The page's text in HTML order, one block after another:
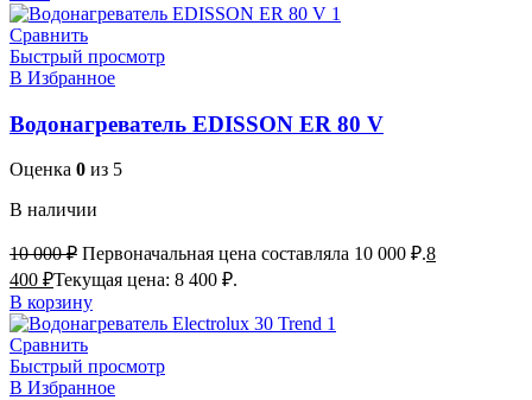
Сравнить
Быстрый просмотр
В Избранное
Водонагреватель EDISSON ER 80 V
Оценка 0 из 5
В наличии
10 000₽ Первоначальная цена составляла 10 000 ₽.8
400 ₽Текущая цена: 8 400 ₽.
В корзину
Сравнить
Быстрый просмотр
В Избранное